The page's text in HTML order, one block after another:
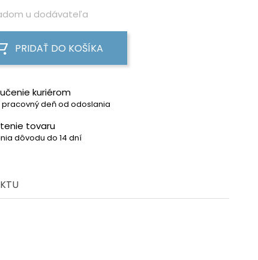
u dodávateľa
PRIDAŤ DO KOŠÍKA
kuriérom
deň od odoslania
tovaru
dôvodu do 14 dní